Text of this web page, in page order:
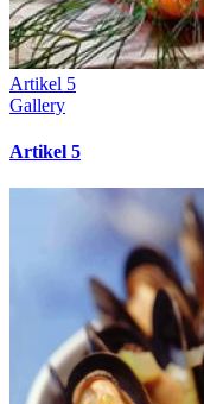
Artikel 5
Gallery
Artikel 5